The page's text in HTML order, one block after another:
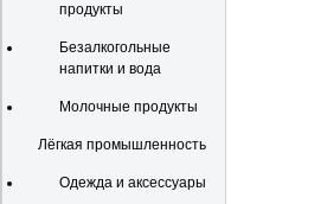
продукты
Безалкогольные
напитки и вода
Молочные продукты
Лёгкая промышленность
Одежда и аксессуары